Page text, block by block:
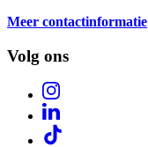
Meer contactinformatie
Volg ons